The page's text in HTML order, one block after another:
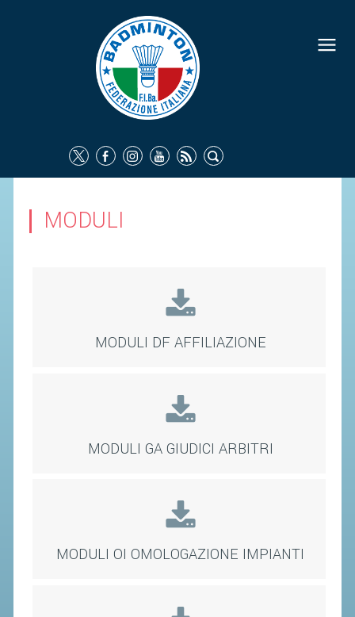
MODULI
MODULI DF AFFILIAZIONE
MODULI GA GIUDICI ARBITRI
MODULI OI OMOLOGAZIONE IMPIANTI
FEDERAZIONE
IDENTITÀ
COMMISSIONI FEDERALI
ORGANI TERRITORIALI
TUTELA DELLA SALUTE -
ANTIDOPING
COMUNICAZIONE E MARKETING
AVVISI E BANDI
CIRCOLARI
RICHIESTA PATROCINIO
REGOLAMENTI